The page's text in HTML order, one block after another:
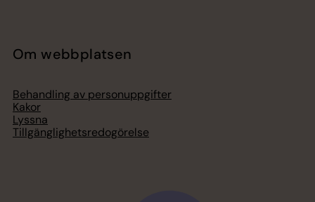
Om webbplatsen
Behandling av personuppgifter
Kakor
Lyssna
Tillgänglighetsredogörelse